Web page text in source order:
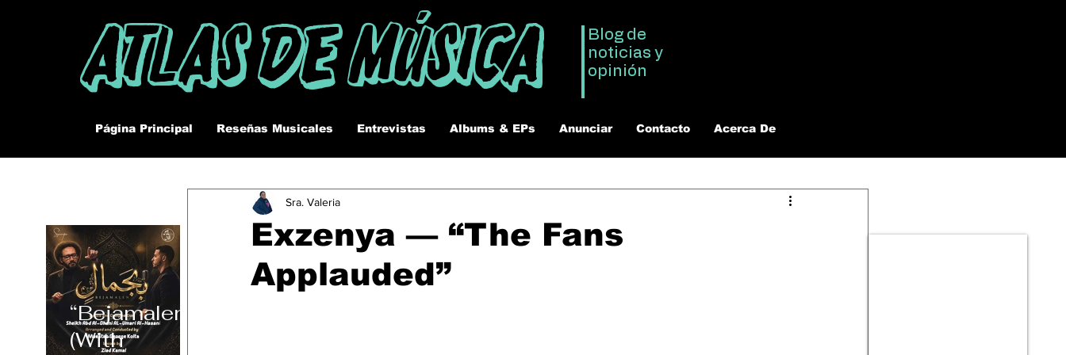
Atlas De Música
Blog de
noticias y
opinión
Página Principal Reseñas Musicales Entrevistas Albums & EPs Anunciar Contacto Acerca De
“Bejamalen”
(With
Exzenya — “The Fans
Applauded”
Sra. Valeria